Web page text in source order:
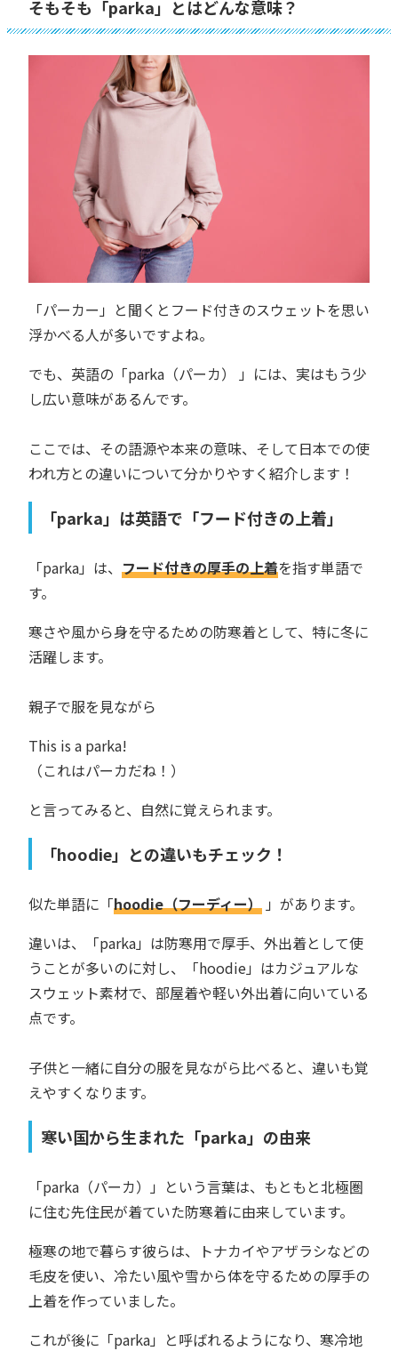
そもそも「parka」とはどんな意味？
「パーカー」と聞くとフード付きのスウェットを思い
浮かべる人が多いですよね。
でも、英語の「parka（パーカ） 」には、実はもう少
し広い意味があるんです。
ここでは、その語源や本来の意味、そして日本での使
われ方との違いについて分かりやすく紹介します！
「parka」は英語で「フード付きの上着」
「parka」は、 フード付きの厚手の上着を指す単語で
す。
寒さや風から身を守るための防寒着として、特に冬に
活躍します。
親子で服を見ながら
This is a parka!
（これはパーカだね！）
と言ってみると、自然に覚えられます。
「hoodie」との違いもチェック！
似た単語に「hoodie（フーディー） 」があります。
違いは、「parka」は防寒用で厚手、外出着として使
うことが多いのに対し、「hoodie」はカジュアルな
スウェット素材で、部屋着や軽い外出着に向いている
点です。
子供と一緒に自分の服を見ながら比べると、違いも覚
えやすくなります。
寒い国から生まれた「parka」の由来
「parka（パーカ）」という言葉は、もともと北極圏
に住む先住民が着ていた防寒着に由来しています。
極寒の地で暮らす彼らは、トナカイやアザラシなどの
毛皮を使い、冷たい風や雪から体を守るための厚手の
上着を作っていました。
これが後に「parka」と呼ばれるようになり、寒冷地